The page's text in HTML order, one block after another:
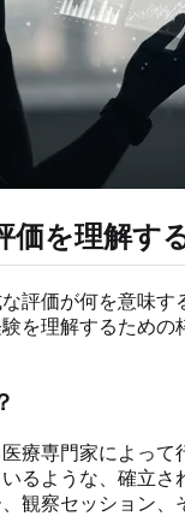
価を理解す
評価が何を意味
を理解するため
療専門家によっ
るような、確立さ
観察セッション